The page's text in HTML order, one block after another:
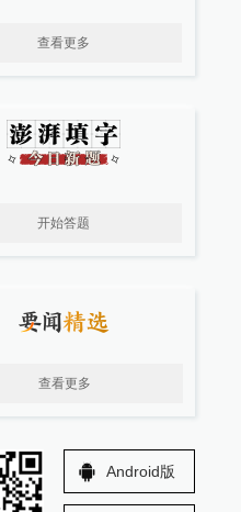
查看更多
开始答题
查看更多
Android版